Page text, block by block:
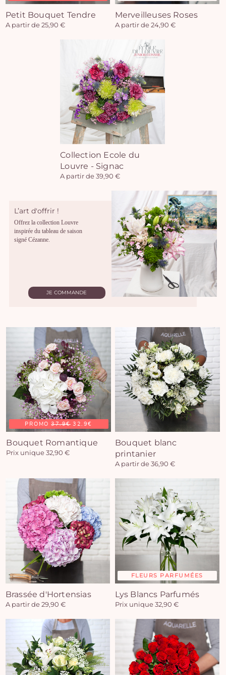
Petit Bouquet Tendre
A partir de 25,90 €
Merveilleuses Roses
A partir de 24,90 €
Collection Ecole du
Louvre - Signac
A partir de 39,90 €
L’art d'offrir !
Offrez la collection Louvre
inspirée du tableau de saison
signé Cézanne.
JE COMMANDE
PROMO37.9€32.9€
Bouquet Romantique
Prix unique 32,90 €
Bouquet blanc
printanier
A partir de 36,90 €
Brassée d'Hortensias
A partir de 29,90 €
FLEURS PARFUMÉES
Lys Blancs Parfumés
Prix unique 32,90 €